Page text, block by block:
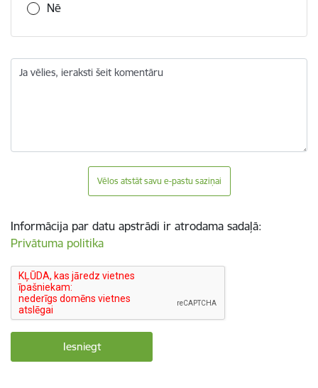
Nē
Ja vēlies, ieraksti šeit komentāru
Vēlos atstāt savu e-pastu saziņai
Informācija par datu apstrādi ir atrodama sadaļā:
Privātuma politika